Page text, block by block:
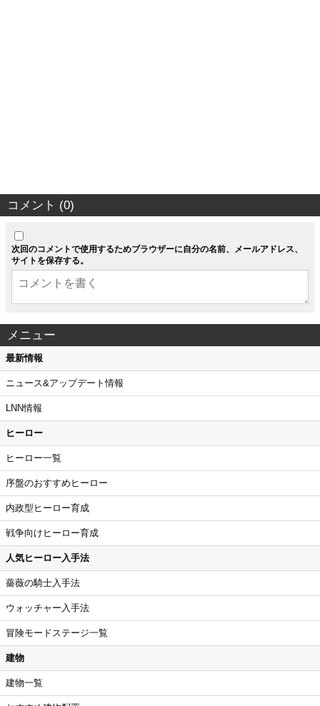
コメント (0)
次回のコメントで使用するためブラウザーに自分の名前、メールアドレス、
サイトを保存する。
メニュー
最新情報
ニュース&アップデート情報
LNN情報
ヒーロー
ヒーロー一覧
序盤のおすすめヒーロー
内政型ヒーロー育成
戦争向けヒーロー育成
人気ヒーロー入手法
薔薇の騎士入手法
ウォッチャー入手法
冒険モードステージ一覧
建物
建物一覧